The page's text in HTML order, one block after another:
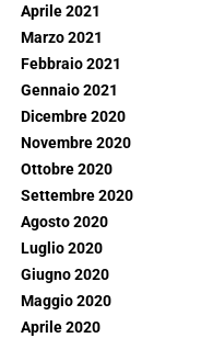
Aprile 2021
Marzo 2021
Febbraio 2021
Gennaio 2021
Dicembre 2020
Novembre 2020
Ottobre 2020
Settembre 2020
Agosto 2020
Luglio 2020
Giugno 2020
Maggio 2020
Aprile 2020